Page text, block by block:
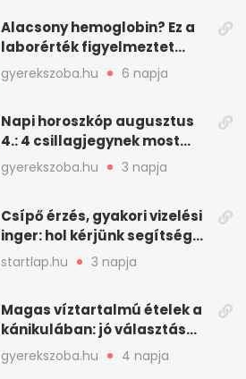
Alacsony hemoglobin? Ez a
laborérték figyelmeztet
vashiányra
gyerekszoba.hu 6 napja
Napi horoszkóp augusztus
4.: 4 csillagjegynek most
minden összejön
gyerekszoba.hu 3 napja
Csípő érzés, gyakori vizelési
inger: hol kérjünk segítséget
felfázás esetén?
startlap.hu 3 napja
Magas víztartalmú ételek a
kánikulában: jó választás
gyerekeknek
gyerekszoba.hu 4 napja